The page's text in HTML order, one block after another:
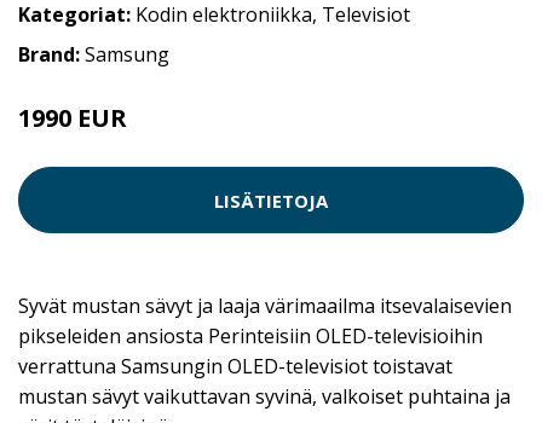
Kategoriat: Kodin elektroniikka, Televisiot
Brand:Samsung
1990 EUR
LISÄTIETOJA
Syvät mustan sävyt ja laaja värimaailma itsevalaisevien
pikseleiden ansiosta Perinteisiin OLED-televisioihin
verrattuna Samsungin OLED-televisiot toistavat
mustan sävyt vaikuttavan syvinä, valkoiset puhtaina ja